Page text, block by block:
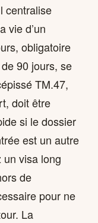
centralise
vie d’un
obligatoire
90 jours, se
TM.47,
doit être
si le dossier
est un autre
visa long
de
pour ne
La